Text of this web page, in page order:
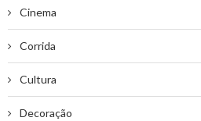
Cinema
Corrida
Cultura
Decoração